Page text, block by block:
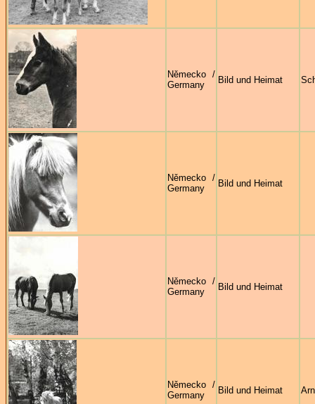
Německo /
Germany
Bild und Heimat
Německo /
Germany
Bild und Heimat
Německo /
Germany
Bild und Heimat
Německo /
Germany
Bild und Heimat